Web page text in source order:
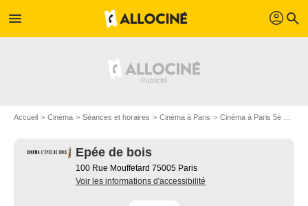
menu profil search
Accueil Cinéma Séances et horaires Cinéma à Paris Cinéma à Paris 5e arrondissement
Epée de bois
100 Rue Mouffetard 75005 Paris
Voir les informations d'accessibilité